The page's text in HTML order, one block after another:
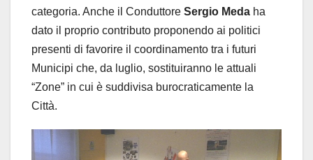
categoria. Anche il Conduttore Sergio Meda ha
dato il proprio contributo proponendo ai politici
presenti di favorire il coordinamento tra i futuri
Municipi che, da luglio, sostituiranno le attuali
“Zone” in cui è suddivisa burocraticamente la
Città.